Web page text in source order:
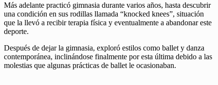
Más adelante practicó gimnasia durante varios años, hasta descubrir
una condición en sus rodillas llamada “knocked knees”, situación
que la llevó a recibir terapia física y eventualmente a abandonar este
deporte.
Después de dejar la gimnasia, exploró estilos como ballet y danza
contemporánea, inclinándose finalmente por esta última debido a las
molestias que algunas prácticas de ballet le ocasionaban.